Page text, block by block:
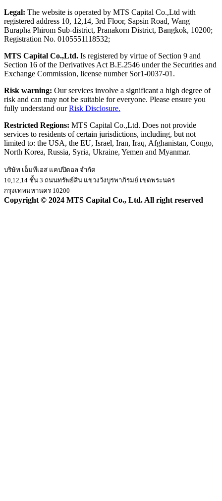
Legal: The website is operated by MTS Capital Co.,Ltd with
registered address 10, 12,14, 3rd Floor, Sapsin Road, Wang
Burapha Phirom Sub-district, Pranakorn District, Bangkok, 10200;
Registration No. 0105551118532;
MTS Capital Co.,Ltd. Is registered by virtue of Section 9 and
Section 16 of the Derivatives Act B.E.2546 under the Securities and
Exchange Commission, license number Sor1-0037-01.
Risk warning: Our services involve a significant a high degree of
risk and can may not be suitable for everyone. Please ensure you
fully understand ourRisk Disclosure.
Restricted Regions: MTS Capital Co.,Ltd. Does not provide
services to residents of certain jurisdictions, including, but not
limited to: the USA, the EU, Israel, Iran, Iraq, Afghanistan, Congo,
North Korea, Russia, Syria, Ukraine, Yemen and Myanmar.
บริษัท เอ็มทีเอส แคปปิตอล จำกัด
10,12,14 ชั้น 3 ถนนทรัพย์สิน แขวงวังบูรพาภิรมย์ เขตพระนคร
กรุงเทพมหานคร 10200
Copyright © 2024 MTS Capital Co., Ltd. All right reserved